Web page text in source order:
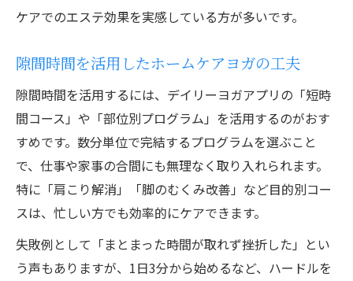
ケアでのエステ効果を実感している方が多いです。
隙間時間を活用したホームケアヨガの工夫
隙間時間を活用するには、デイリーヨガアプリの「短時
間コース」や「部位別プログラム」を活用するのがおす
すめです。数分単位で完結するプログラムを選ぶこと
で、仕事や家事の合間にも無理なく取り入れられます。
特に「肩こり解消」「脚のむくみ改善」など目的別コー
スは、忙しい方でも効率的にケアできます。
失敗例として「まとまった時間が取れず挫折した」とい
う声もありますが、1日3分から始めるなど、ハードルを